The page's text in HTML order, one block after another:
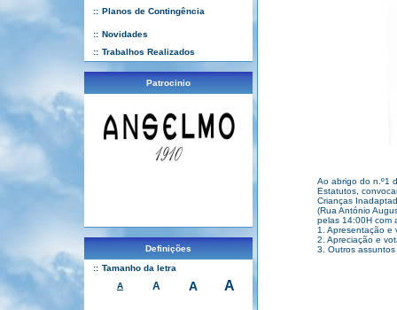
:: Planos de Contingência
:: Novidades
:: Trabalhos Realizados
Patrocinio
Definições
:: Tamanho da letra
A
A A A
Ao abrigo do n.º1
Estatutos,
Crianças
(Rua António
pelas 14:00H com
1. Apresentação e
2. Apreciação e
3. Outros